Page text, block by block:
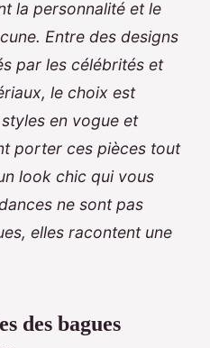
la personnalité et le
Entre des designs
par les célébrités et
le choix est
en vogue et
porter ces pièces tout
look chic qui vous
ne sont pas
elles racontent une
des bagues